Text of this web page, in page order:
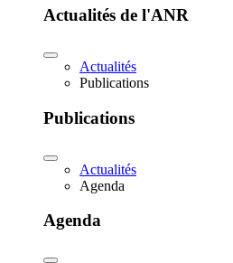
Actualités de l'ANR
Actualités
Publications
Publications
Actualités
Agenda
Agenda